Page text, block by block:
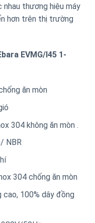
nhau thương hiệu máy
hơn trên thị trường
EVMG/I45 1-
ăn mòn
304 không ăn mòn .
NBR
304 chống ăn mòn
100% dây đồng